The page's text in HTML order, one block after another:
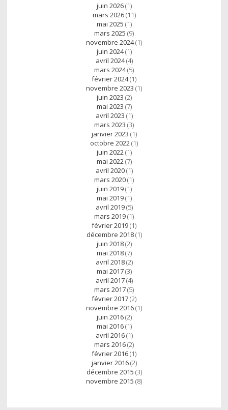
juin 2026(1)
mars 2026(11)
mai 2025 (1)
mars 2025 (9)
novembre 2024(1)
juin 2024(1)
avril 2024(4)
mars 2024(5)
février 2024(1)
novembre 2023 (1)
juin 2023 (2)
mai 2023 (7)
avril 2023 (1)
mars 2023 (3)
janvier 2023 (1)
octobre 2022(1)
juin 2022(1)
mai 2022(7)
avril 2020(1)
mars 2020(1)
juin 2019(1)
mai 2019(1)
avril 2019(5)
mars 2019(1)
février 2019(1)
décembre 2018(1)
juin 2018(2)
mai 2018(7)
avril 2018(2)
mai 2017(3)
avril 2017(4)
mars 2017(5)
février 2017(2)
novembre 2016(1)
juin 2016(2)
mai 2016(1)
avril 2016(1)
mars 2016(2)
février 2016(1)
janvier 2016(2)
décembre 2015 (3)
novembre 2015 (8)